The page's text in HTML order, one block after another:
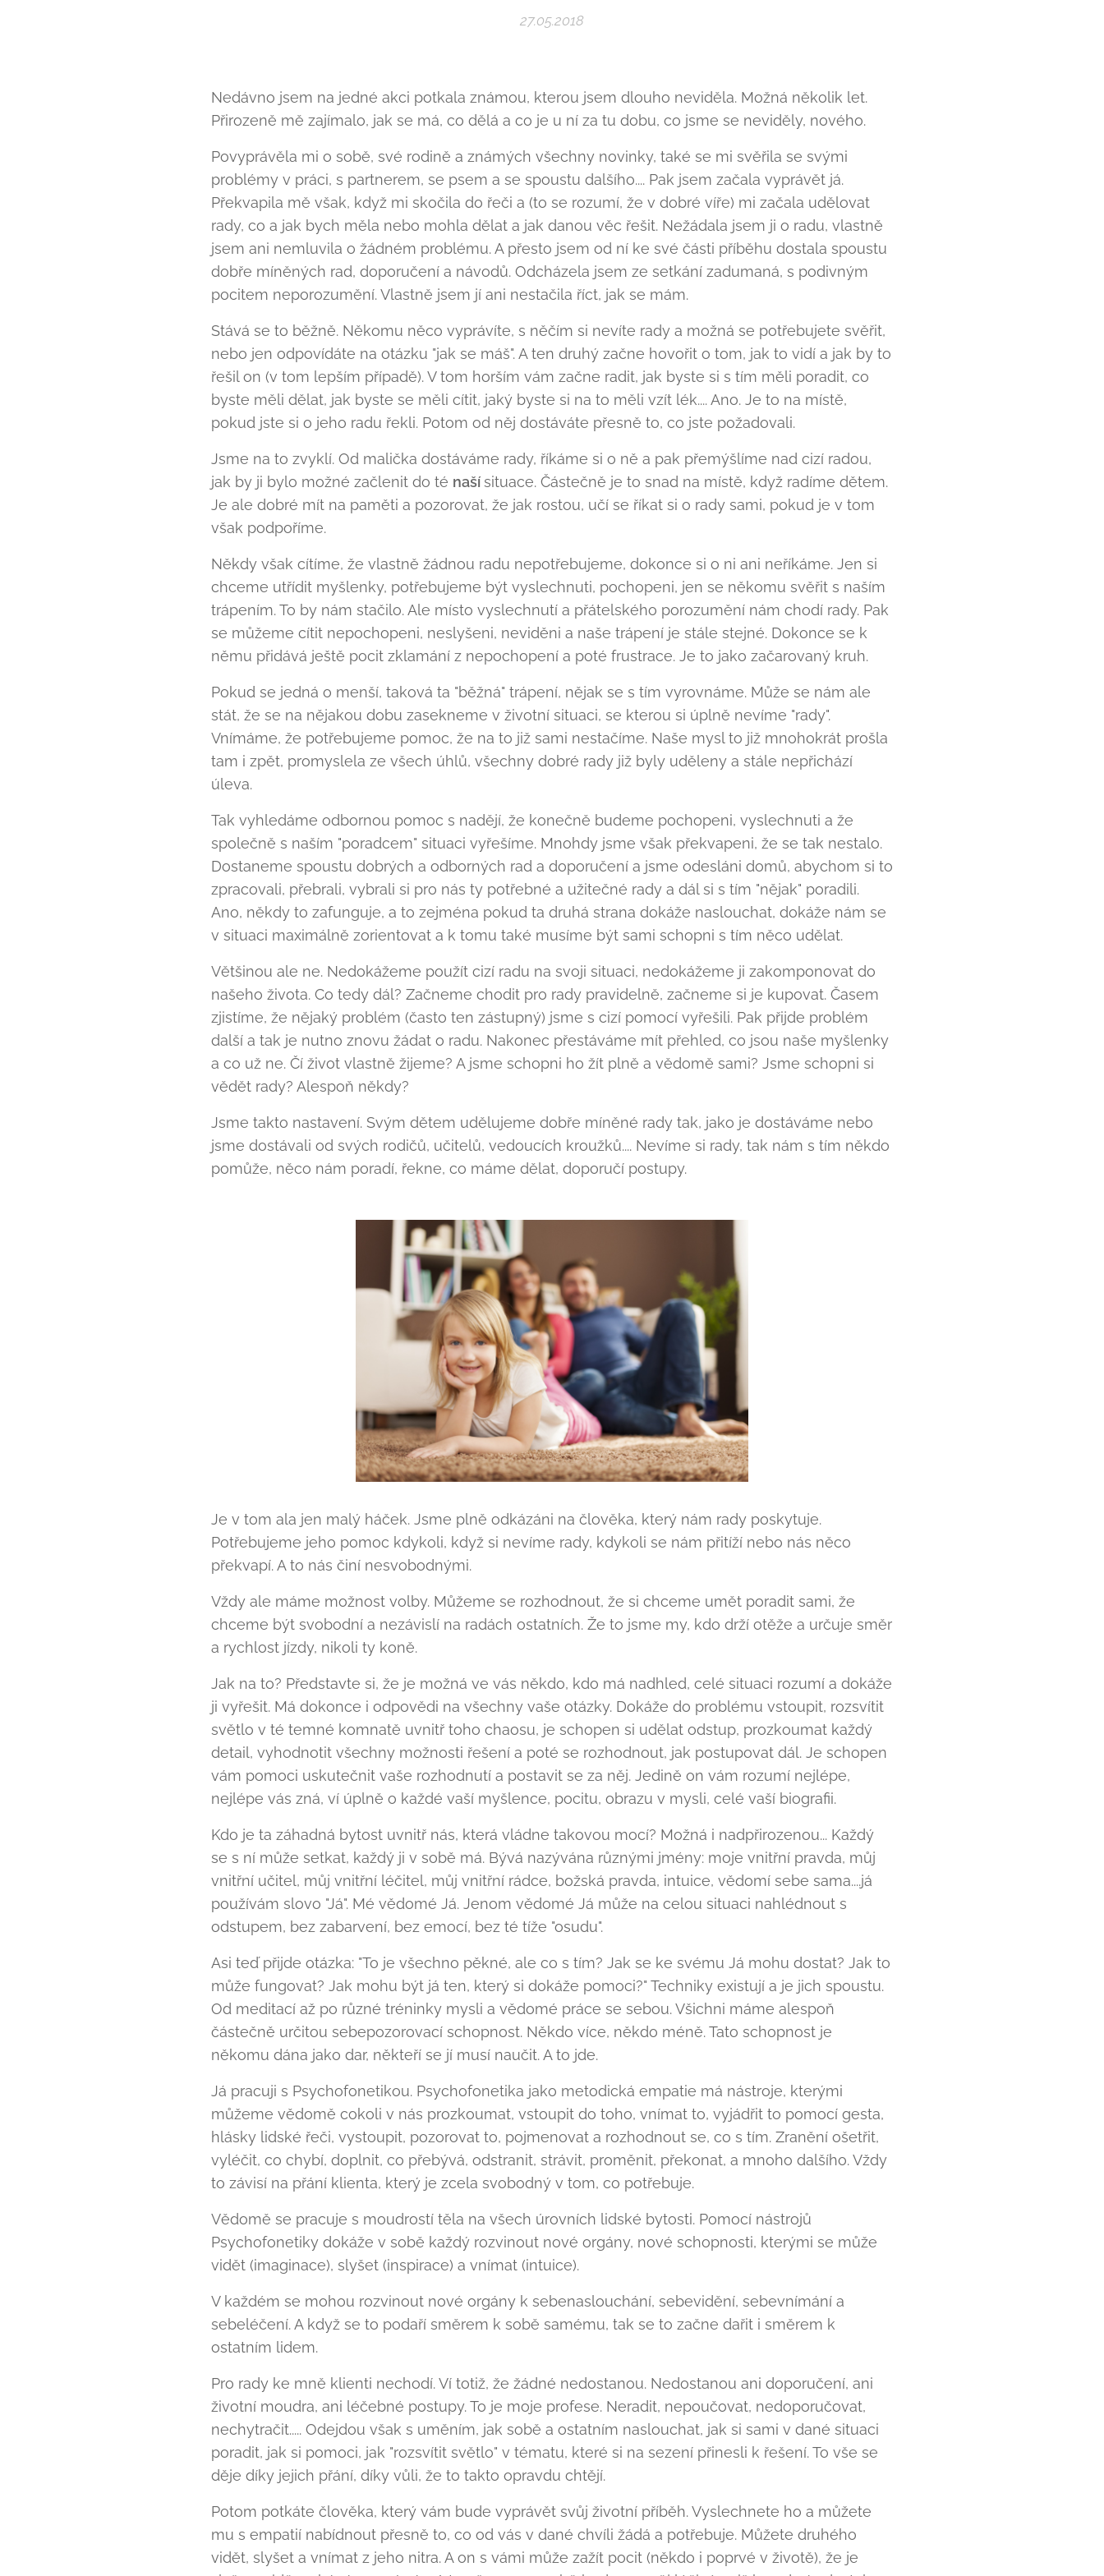
27.05.2018
Nedávno jsem na jedné akci potkala známou, kterou jsem dlouho neviděla. Možná několik let.
Přirozeně mě zajímalo, jak se má, co dělá a co je u ní za tu dobu, co jsme se neviděly, nového.
Povyprávěla mi o sobě, své rodině a známých všechny novinky, také se mi svěřila se svými
problémy v práci, s partnerem, se psem a se spoustu dalšího.... Pak jsem začala vyprávět já.
Překvapila mě však, když mi skočila do řeči a (to se rozumí, že v dobré víře) mi začala udělovat
rady, co a jak bych měla nebo mohla dělat a jak danou věc řešit. Nežádala jsem ji o radu, vlastně
jsem ani nemluvila o žádném problému. A přesto jsem od ní ke své části příběhu dostala spoustu
dobře míněných rad, doporučení a návodů. Odcházela jsem ze setkání zadumaná, s podivným
pocitem neporozumění. Vlastně jsem jí ani nestačila říct, jak se mám.
Stává se to běžně. Někomu něco vyprávíte, s něčím si nevíte rady a možná se potřebujete svěřit,
nebo jen odpovídáte na otázku "jak se máš". A ten druhý začne hovořit o tom, jak to vidí a jak by to
řešil on (v tom lepším případě). V tom horším vám začne radit, jak byste si s tím měli poradit, co
byste měli dělat, jak byste se měli cítit, jaký byste si na to měli vzít lék.... Ano. Je to na místě,
pokud jste si o jeho radu řekli. Potom od něj dostáváte přesně to, co jste požadovali.
Jsme na to zvyklí. Od malička dostáváme rady, říkáme si o ně a pak přemýšlíme nad cizí radou,
jak by ji bylo možné začlenit do té našísituace. Částečně je to snad na místě, když radíme dětem.
Je ale dobré mít na paměti a pozorovat, že jak rostou, učí se říkat si o rady sami, pokud je v tom
však podpoříme.
Někdy však cítíme, že vlastně žádnou radu nepotřebujeme, dokonce si o ni ani neříkáme. Jen si
chceme utřídit myšlenky, potřebujeme být vyslechnuti, pochopeni, jen se někomu svěřit s naším
trápením. To by nám stačilo. Ale místo vyslechnutí a přátelského porozumění nám chodí rady. Pak
se můžeme cítit nepochopeni, neslyšeni, neviděni a naše trápení je stále stejné. Dokonce se k
němu přidává ještě pocit zklamání z nepochopení a poté frustrace. Je to jako začarovaný kruh.
Pokud se jedná o menší, taková ta "běžná" trápení, nějak se s tím vyrovnáme. Může se nám ale
stát, že se na nějakou dobu zasekneme v životní situaci, se kterou si úplně nevíme "rady".
Vnímáme, že potřebujeme pomoc, že na to již sami nestačíme. Naše mysl to již mnohokrát prošla
tam i zpět, promyslela ze všech úhlů, všechny dobré rady již byly uděleny a stále nepřichází
úleva.
Tak vyhledáme odbornou pomoc s nadějí, že konečně budeme pochopeni, vyslechnuti a že
společně s naším "poradcem" situaci vyřešíme. Mnohdy jsme však překvapeni, že se tak nestalo.
Dostaneme spoustu dobrých a odborných rad a doporučení a jsme odesláni domů, abychom si to
zpracovali, přebrali, vybrali si pro nás ty potřebné a užitečné rady a dál si s tím "nějak" poradili.
Ano, někdy to zafunguje, a to zejména pokud ta druhá strana dokáže naslouchat, dokáže nám se
v situaci maximálně zorientovat a k tomu také musíme být sami schopni s tím něco udělat.
Většinou ale ne. Nedokážeme použít cizí radu na svoji situaci, nedokážeme ji zakomponovat do
našeho života. Co tedy dál? Začneme chodit pro rady pravidelně, začneme si je kupovat. Časem
zjistíme, že nějaký problém (často ten zástupný) jsme s cizí pomocí vyřešili. Pak přijde problém
další a tak je nutno znovu žádat o radu. Nakonec přestáváme mít přehled, co jsou naše myšlenky
a co už ne. Čí život vlastně žijeme? A jsme schopni ho žít plně a vědomě sami? Jsme schopni si
vědět rady? Alespoň někdy?
Jsme takto nastavení. Svým dětem udělujeme dobře míněné rady tak, jako je dostáváme nebo
jsme dostávali od svých rodičů, učitelů, vedoucích kroužků.... Nevíme si rady, tak nám s tím někdo
pomůže, něco nám poradí, řekne, co máme dělat, doporučí postupy.
Je v tom ala jen malý háček. Jsme plně odkázáni na člověka, který nám rady poskytuje.
Potřebujeme jeho pomoc kdykoli, když si nevíme rady, kdykoli se nám přitíží nebo nás něco
překvapí. A to nás činí nesvobodnými.
Vždy ale máme možnost volby. Můžeme se rozhodnout, že si chceme umět poradit sami, že
chceme být svobodní a nezávislí na radách ostatních. Že to jsme my, kdo drží otěže a určuje směr
a rychlost jízdy, nikoli ty koně.
Jak na to? Představte si, že je možná ve vás někdo, kdo má nadhled, celé situaci rozumí a dokáže
ji vyřešit. Má dokonce i odpovědi na všechny vaše otázky. Dokáže do problému vstoupit, rozsvítit
světlo v té temné komnatě uvnitř toho chaosu, je schopen si udělat odstup, prozkoumat každý
detail, vyhodnotit všechny možnosti řešení a poté se rozhodnout, jak postupovat dál. Je schopen
vám pomoci uskutečnit vaše rozhodnutí a postavit se za něj. Jedině on vám rozumí nejlépe,
nejlépe vás zná, ví úplně o každé vaší myšlence, pocitu, obrazu v mysli, celé vaší biografii.
Kdo je ta záhadná bytost uvnitř nás, která vládne takovou mocí? Možná i nadpřirozenou... Každý
se s ní může setkat, každý ji v sobě má. Bývá nazývána různými jmény: moje vnitřní pravda, můj
vnitřní učitel, můj vnitřní léčitel, můj vnitřní rádce, božská pravda, intuice, vědomí sebe sama....já
používám slovo "Já". Mé vědomé Já. Jenom vědomé Já může na celou situaci nahlédnout s
odstupem, bez zabarvení, bez emocí, bez té tíže "osudu".
Asi teď přijde otázka: "To je všechno pěkné, ale co s tím? Jak se ke svému Já mohu dostat? Jak to
může fungovat? Jak mohu být já ten, který si dokáže pomoci?" Techniky existují a je jich spoustu.
Od meditací až po různé tréninky mysli a vědomé práce se sebou. Všichni máme alespoň
částečně určitou sebepozorovací schopnost. Někdo více, někdo méně. Tato schopnost je
někomu dána jako dar, někteří se jí musí naučit. A to jde.
Já pracuji s Psychofonetikou. Psychofonetika jako metodická empatie má nástroje, kterými
můžeme vědomě cokoli v nás prozkoumat, vstoupit do toho, vnímat to, vyjádřit to pomocí gesta,
hlásky lidské řeči, vystoupit, pozorovat to, pojmenovat a rozhodnout se, co s tím. Zranění ošetřit,
vyléčit, co chybí, doplnit, co přebývá, odstranit, strávit, proměnit, překonat, a mnoho dalšího. Vždy
to závisí na přání klienta, který je zcela svobodný v tom, co potřebuje.
Vědomě se pracuje s moudrostí těla na všech úrovních lidské bytosti. Pomocí nástrojů
Psychofonetiky dokáže v sobě každý rozvinout nové orgány, nové schopnosti, kterými se může
vidět (imaginace), slyšet (inspirace) a vnímat (intuice).
V každém se mohou rozvinout nové orgány k sebenaslouchání, sebevidění, sebevnímání a
sebeléčení. A když se to podaří směrem k sobě samému, tak se to začne dařit i směrem k
ostatním lidem.
Pro rady ke mně klienti nechodí. Ví totiž, že žádné nedostanou. Nedostanou ani doporučení, ani
životní moudra, ani léčebné postupy. To je moje profese. Neradit, nepoučovat, nedoporučovat,
nechytračit..... Odejdou však s uměním, jak sobě a ostatním naslouchat, jak si sami v dané situaci
poradit, jak si pomoci, jak "rozsvítit světlo" v tématu, které si na sezení přinesli k řešení. To vše se
děje díky jejich přání, díky vůli, že to takto opravdu chtějí.
Potom potkáte člověka, který vám bude vyprávět svůj životní příběh. Vyslechnete ho a můžete
mu s empatií nabídnout přesně to, co od vás v dané chvíli žádá a potřebuje. Můžete druhého
vidět, slyšet a vnímat z jeho nitra. A on s vámi může zažít pocit (někdo i poprvé v životě), že je